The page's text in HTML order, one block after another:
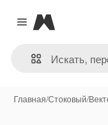
Close menu
Magnific
Главная/Стоковый/